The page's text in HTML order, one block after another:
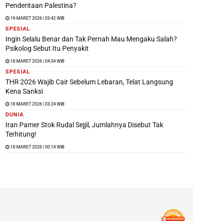
Penderitaan Palestina?
19 MARET 2026 | 03:42 WIB
SPESIAL
Ingin Selalu Benar dan Tak Pernah Mau Mengaku Salah?
Psikolog Sebut Itu Penyakit
18 MARET 2026 | 04:34 WIB
SPESIAL
THR 2026 Wajib Cair Sebelum Lebaran, Telat Langsung
Kena Sanksi
18 MARET 2026 | 03:24 WIB
DUNIA
Iran Pamer Stok Rudal Sejjil, Jumlahnya Disebut Tak
Terhitung!
18 MARET 2026 | 00:14 WIB